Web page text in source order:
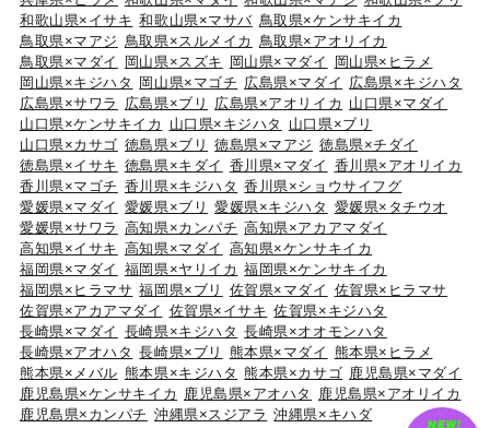
和歌山県×イサキ 和歌山県×マサバ 鳥取県×ケンサキイカ
鳥取県×マアジ 鳥取県×スルメイカ 鳥取県×アオリイカ
鳥取県×マダイ
岡山県×スズキ 岡山県×マダイ
岡山県×ヒラメ
岡山県×キジハタ
岡山県×マゴチ 広島県×マダイ 広島県×キジハタ
広島県×サワラ
広島県×ブリ 広島県×アオリイカ 山口県×マダイ
山口県×ケンサキイカ
山口県×キジハタ
山口県×ブリ
山口県×カサゴ 徳島県×ブリ 徳島県×マアジ 徳島県×チダイ
徳島県×イサキ 徳島県×キダイ 香川県×マダイ 香川県×アオリイカ
香川県×マゴチ 香川県×キジハタ 香川県×ショウサイフグ
愛媛県×マダイ 愛媛県×ブリ 愛媛県×キジハタ 愛媛県×タチウオ
愛媛県×サワラ 高知県×カンパチ 高知県×アカアマダイ
高知県×イサキ 高知県×マダイ 高知県×ケンサキイカ
福岡県×マダイ 福岡県×ヤリイカ 福岡県×ケンサキイカ
福岡県×ヒラマサ 福岡県×ブリ 佐賀県×マダイ 佐賀県×ヒラマサ
佐賀県×アカアマダイ 佐賀県×イサキ 佐賀県×キジハタ
長崎県×マダイ 長崎県×キジハタ 長崎県×オオモンハタ
長崎県×アオハタ 長崎県×ブリ 熊本県×マダイ 熊本県×ヒラメ
熊本県×メバル 熊本県×キジハタ 熊本県×カサゴ 鹿児島県×マダイ
鹿児島県×ケンサキイカ 鹿児島県×アオハタ
鹿児島県×アオリイカ
鹿児島県×カンパチ 沖縄県×スジアラ 沖縄県×キハダ